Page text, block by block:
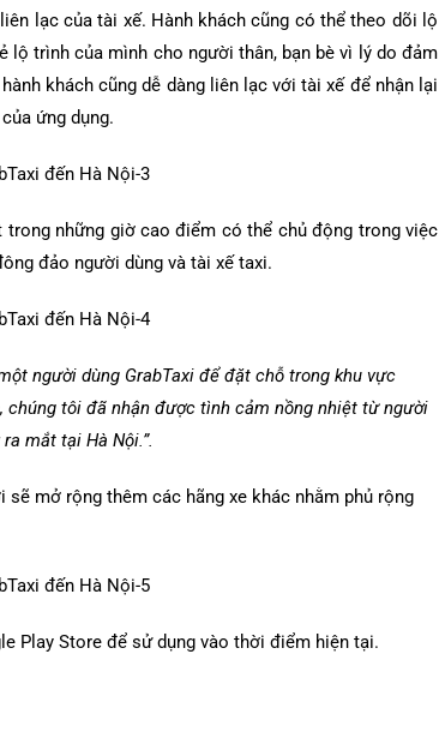
lạc của tài xế. Hành khách cũng có thể theo dõi lộ
trình của mình cho người thân, bạn bè vì lý do đảm
khách cũng dễ dàng liên lạc với tài xế để nhận lại
ứng dụng.
những giờ cao điểm có thể chủ động trong việc
đảo người dùng và tài xế taxi.
người dùng GrabTaxi để đặt chỗ trong khu vực
chúng tôi đã nhận được tình cảm nồng nhiệt từ người
mắt tại Hà Nội.”.
mở rộng thêm các hãng xe khác nhằm phủ rộng
Play Store để sử dụng vào thời điểm hiện tại.